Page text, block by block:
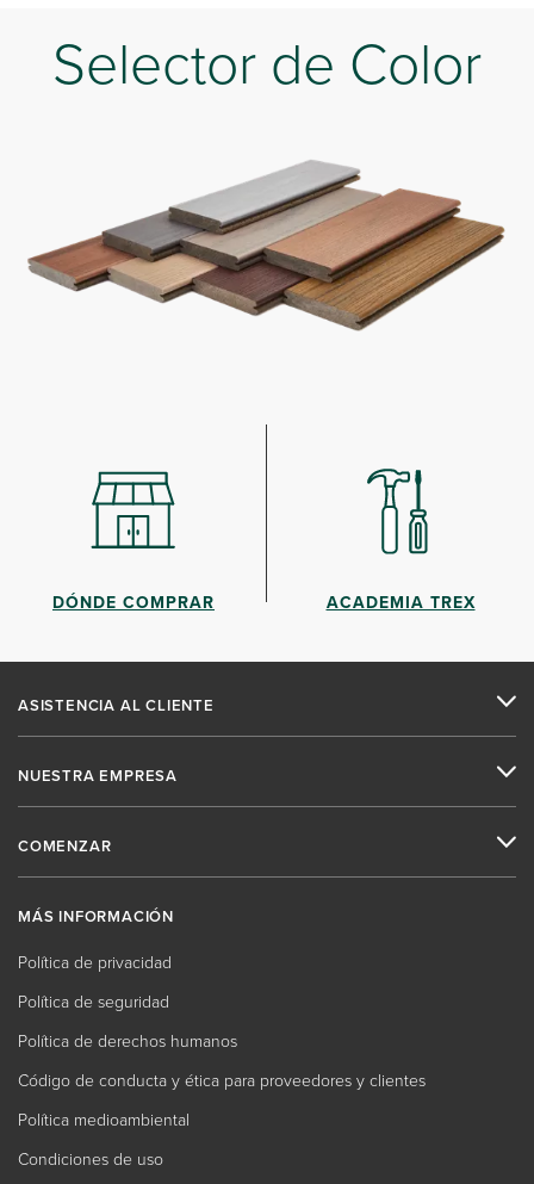
Selector de Color
DÓNDE COMPRAR ACADEMIA TREX
ASISTENCIA AL CLIENTE
NUESTRA EMPRESA
COMENZAR
MÁS INFORMACIÓN
Política de privacidad
Política de seguridad
Política de derechos humanos
Código de conducta y ética para proveedores y clientes
Política medioambiental
Condiciones de uso